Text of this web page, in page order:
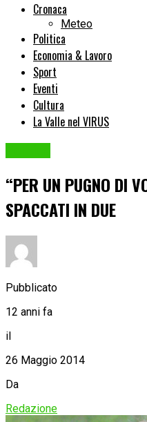
Cronaca
Meteo
Politica
Economia & Lavoro
Sport
Eventi
Cultura
La Valle nel VIRUS
“PER UN PUGNO DI
SPACCATI IN DUE
Pubblicato
12 anni fa
il
26 Maggio 2014
Da
Redazione